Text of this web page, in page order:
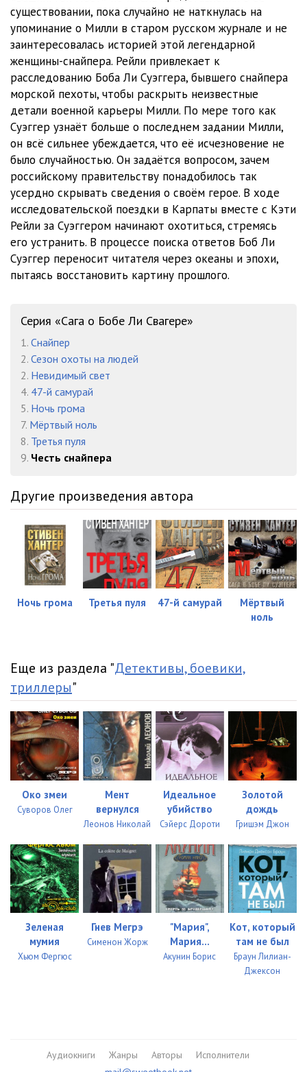
18
19
20
21
22 28:27
23 06:13
24
25 14:39
26 16:09
27 08:24
29
30
31
32
33
34
36 12:21
37 06:30
38 10:50
39 03:52
19:30
42
43 04:32
44 22:25
45 06:09
46 10:58
47 02:51
49 35:02
50 17:49
52 10:30
04:33
существовании, пока случайно не наткнулась на
упоминание о Милли в старом русском журнале и не
заинтересовалась историей этой легендарной
женщины-снайпера. Рейли привлекает к
расследованию Боба Ли Суэггера, бывшего снайпера
морской пехоты, чтобы раскрыть неизвестные
детали военной карьеры Милли. По мере того как
Суэггер узнаёт больше о последнем задании Милли,
он всё сильнее убеждается, что её исчезновение не
было случайностью. Он задаётся вопросом, зачем
российскому правительству понадобилось так
усердно скрывать сведения о своём герое. В ходе
исследовательской поездки в Карпаты вместе с Кэти
Рейли за Суэггером начинают охотиться, стремясь
его устранить. В процессе поиска ответов Боб Ли
Суэггер переносит читателя через океаны и эпохи,
пытаясь восстановить картину прошлого.
Серия «Сага о Бобе Ли Свагере»
1. Снайпер
2. Сезон охоты на людей
2. Невидимый свет
4. 47-й самурай
5. Ночь грома
7. Мёртвый ноль
8. Третья пуля
9. Честь снайпера
Другие произведения автора
Ночь грома Третья пуля 47-й самурай
Мёртвый
ноль
Еще из раздела "Детективы, боевики,
триллеры"
Око змеи
Суворов Олег
Мент
вернулся
Леонов Николай
Идеальное
убийство
Сэйерс Дороти
Золотой
дождь
Гришэм Джон
Зеленая
мумия
Хьюм Фергюс
Гнев Мегрэ
Сименон Жорж
"Мария",
Мария...
Акунин Борис
Кот, который
там не был
Браун Лилиан-
Джексон
Аудиокниги Жанры Авторы
Исполнители